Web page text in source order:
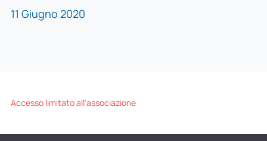
11 Giugno 2020
Accesso limitato all'associazione